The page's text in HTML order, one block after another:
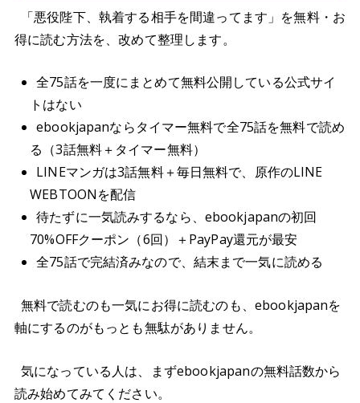
「悪役陛下、執着する相手を間違ってます」を無料・お
得に読む方法を、改めて整理します。
全75話を一度にまとめて無料公開している公式サイ
トはない
ebookjapanならタイマー無料で全75話を無料で読め
る（3話無料＋タイマー無料）
LINEマンガは3話無料＋毎日無料で、原作のLINE
WEBTOONを配信
待たずに一気読みするなら、ebookjapanの初回
70%OFFクーポン（6回）＋PayPay還元が最安
全75話で完結済みなので、結末まで一気に読める
無料で読むのも一気にお得に読むのも、ebookjapanを
軸にするのがもっとも無駄がありません。
気になっている人は、まずebookjapanの無料話数から
読み始めてみてください。